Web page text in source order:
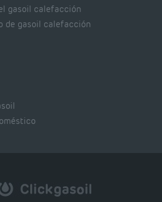
gasoil calefacción
de gasoil calefacción